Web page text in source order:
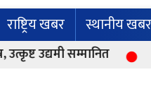
राष्ट्रिय खबर स्थानीय खबर
सम्मानित तानसेन–१२